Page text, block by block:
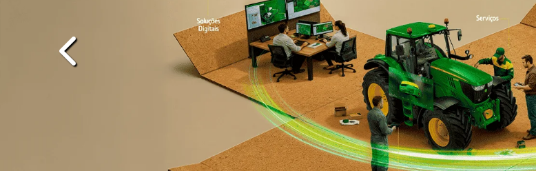
templates.template-01.components.carousel.texts.control_prev